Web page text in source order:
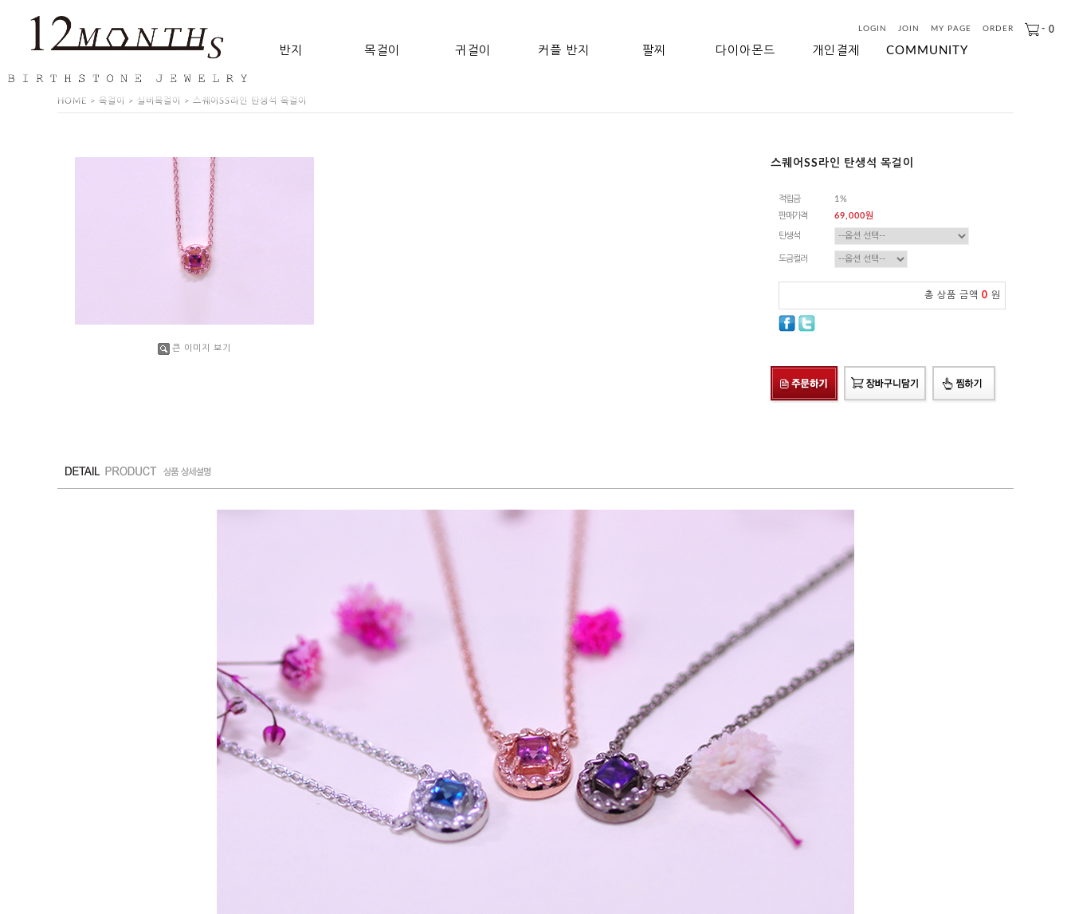
LOGIN JOIN MY PAGE ORDER - 0
반지 목걸이 귀걸이 커플 반지 팔찌 다이아몬드 개인결제 COMMUNITY
HOME > 목걸이 > 실버목걸이 > 스퀘어SS라인 탄생석 목걸이
큰 이미지 보기
스퀘어SS라인 탄생석 목걸이
적립금
1%
판매가격
69,000원
탄생석
도금컬러
총 상품 금액 0 원